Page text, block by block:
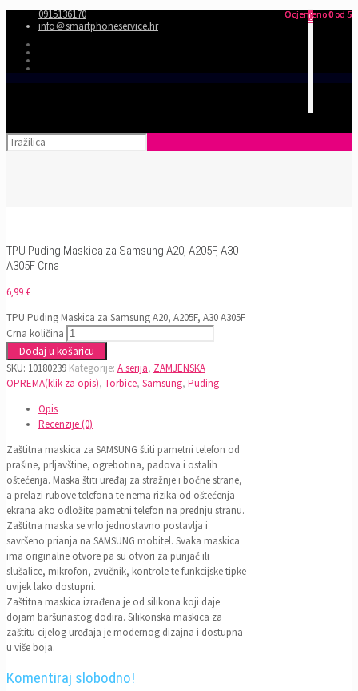
0915136170
info＠smartphoneservice.hr
0
TPU Puding Maskica za Samsung A20, A205F, A30
A305F Crna
6,99 €
TPU Puding Maskica za Samsung A20, A205F, A30 A305F
Crna količina
Dodaj u košaricu
SKU: 10180239 Kategorije: A serija, ZAMJENSKA
OPREMA(klik za opis), Torbice, Samsung, Puding
Opis
Recenzije (0)
Zaštitna maskica za SAMSUNG štiti pametni telefon od
prašine, prljavštine, ogrebotina, padova i ostalih
oštećenja. Maska štiti uređaj za stražnje i bočne strane,
a prelazi rubove telefona te nema rizika od oštećenja
ekrana ako odložite pametni telefon na prednju stranu.
Zaštitna maska se vrlo jednostavno postavlja i
savršeno prianja na SAMSUNG mobitel. Svaka maskica
ima originalne otvore pa su otvori za punjač ili
slušalice, mikrofon, zvučnik, kontrole te funkcijske tipke
uvijek lako dostupni.
Zaštitna maskica izrađena je od silikona koji daje
dojam baršunastog dodira. Silikonska maskica za
zaštitu cijelog uređaja je modernog dizajna i dostupna
u više boja.
Komentiraj slobodno!
Ocjenjeno0od 5
Ocjenjeno0od 5
Ocjenjeno0od 5